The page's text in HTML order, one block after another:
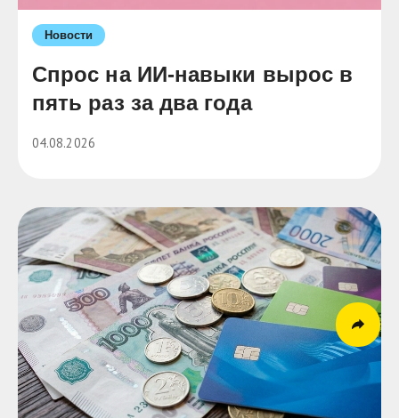
Новости
Cпрос на ИИ-навыки вырос в
пять раз за два года
04.08.2026